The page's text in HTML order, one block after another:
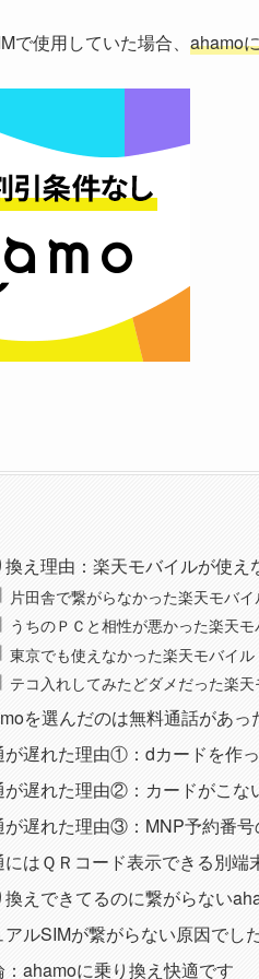
で使用していた場合、 ahamo
換え理由：楽天モバイルが使え
片田舎で繋がらなかった楽天モバイ
うちのＰＣと相性が悪かった楽天
東京でも使えなかった楽天モバイル
テコ入れしてみたどダメだった楽
を選んだのは無料通話があっ
が遅れた理由①：dカードを作
が遅れた理由②：カードがこな
が遅れた理由③：MNP予約番
にはＱＲコード表示できる別端
換えできてるのに繋がらない
アルSIMが繋がらない原因でし
：ahamoに乗り換え快適です